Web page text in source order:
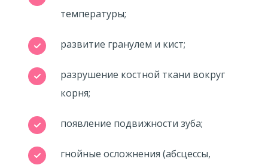
температуры;
развитие гранулем и кист;
разрушение костной ткани вокруг
корня;
появление подвижности зуба;
гнойные осложнения (абсцессы,